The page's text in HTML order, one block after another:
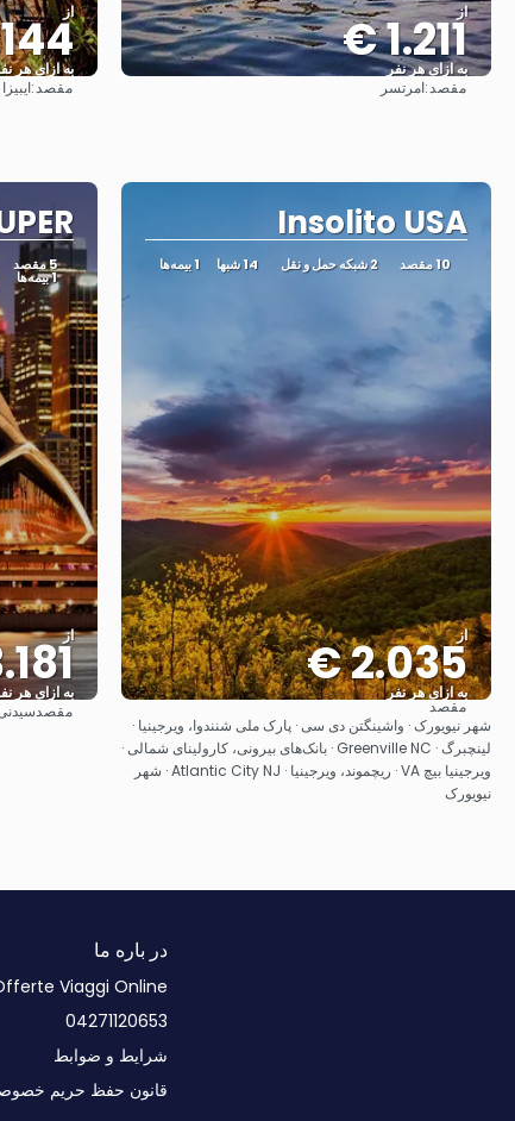
از
1.211 €
به ازای هر نفر
مقصد:امرتسر
از
€
به ازای هر
مقصد:
Insolito USA
10 مقصد 2 شبکه حمل و نقل 14 شبها 1 بیمه‌ها
از
2.035 €
به ازای هر نفر
مشاهده
مقصد
شهر نیویورک · واشینگتن دی سی · پارک ملی شنندوا، ویرجینیا ·
لینچبرگ · Greenville NC · بانک‌های بیرونی، کارولینای شمالی ·
ویرجینیا بیچ VA · ریچموند، ویرجینیا · Atlantic City NJ · شهر
نیویورک
5 مقصد
1 بیمه‌ها
از
€
به ازای هر
مقصد
در باره ما
Viaggi Online
04271120653
شرایط و ضوابط
قانون حفظ حریم